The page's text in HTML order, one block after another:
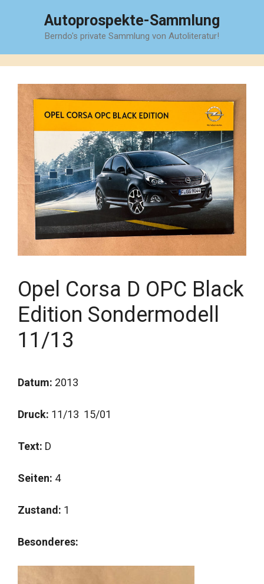
Autoprospekte-Sammlung
Berndo's private Sammlung von Autoliteratur!
Opel Corsa D OPC Black
Edition Sondermodell
11/13
Datum: 2013
Druck: 11/13 15/01
Text: D
Seiten: 4
Zustand: 1
Besonderes: